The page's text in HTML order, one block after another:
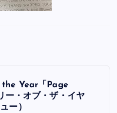
Year「Page
ー・オブ・ザ・イヤ
ー）